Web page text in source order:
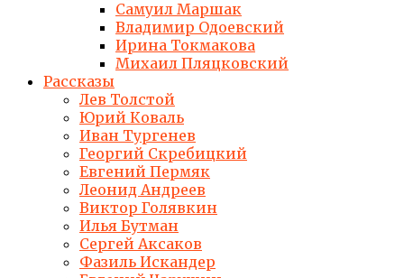
Самуил Маршак
Владимир Одоевский
Ирина Токмакова
Михаил Пляцковский
Рассказы
Лев Толстой
Юрий Коваль
Иван Тургенев
Георгий Скребицкий
Евгений Пермяк
Леонид Андреев
Виктор Голявкин
Илья Бутман
Сергей Аксаков
Фазиль Искандер